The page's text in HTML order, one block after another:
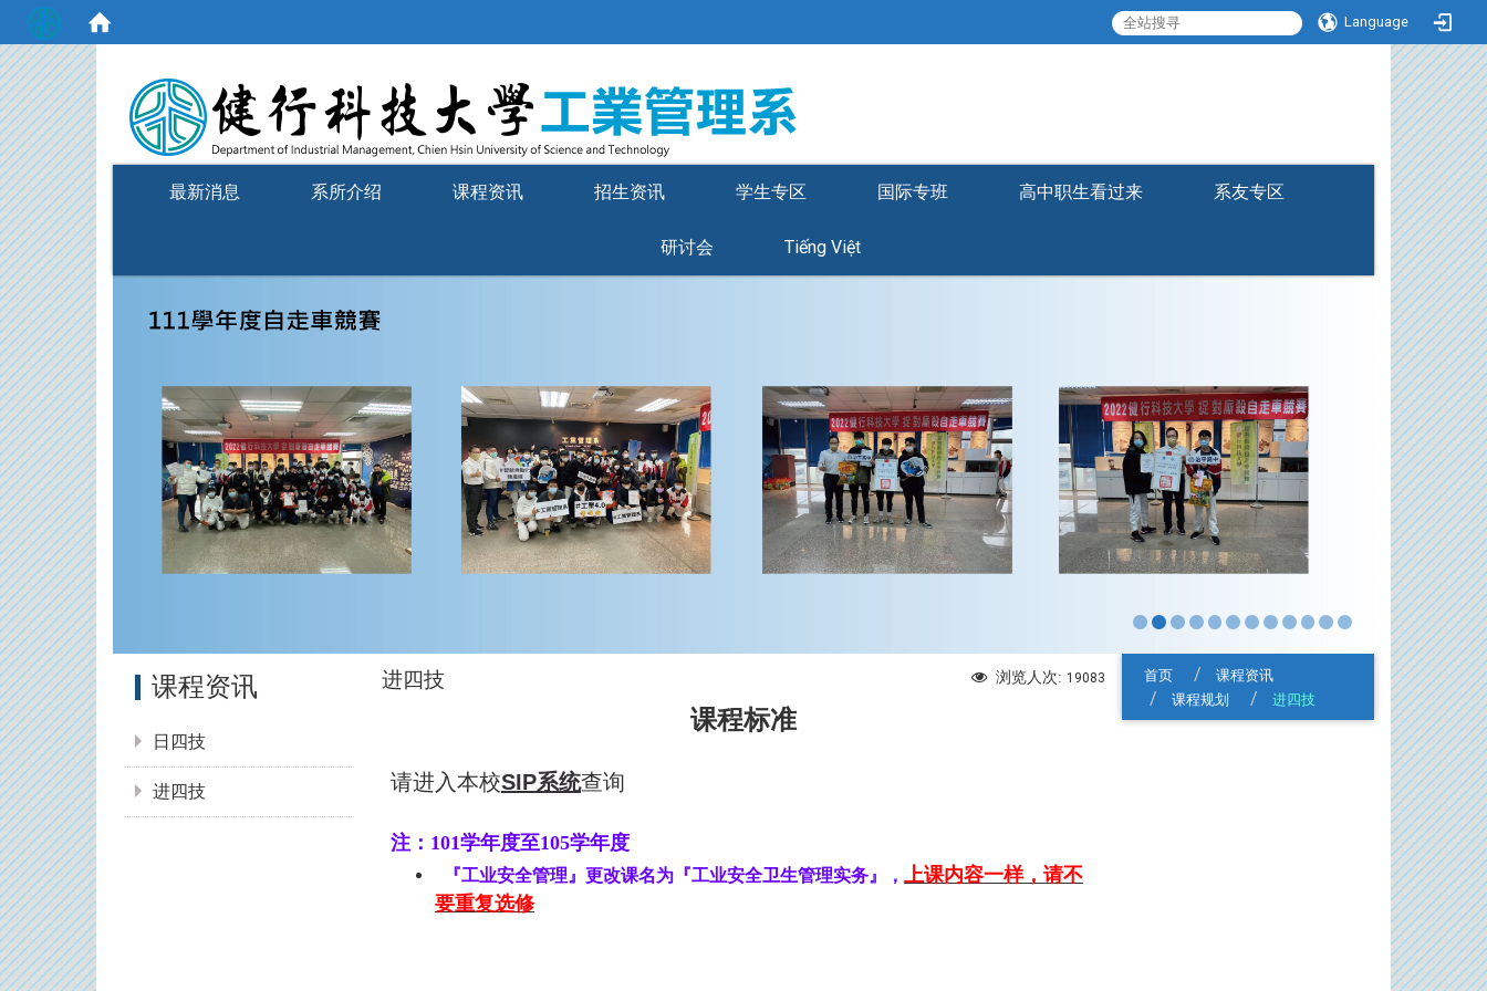
Language
最新消息 系所介绍 课程资讯 招生资讯 学生专区 国际专班 高中职生看过来 系友专区
研讨会 Tiếng Việt
课程资讯
日四技
进四技
浏览人次: 19083
进四技
课程标准
请进入本校SIP系统查询
注 ： 101学年度至105学年度
『工业安全管理』更改课名为『工业安全卫生管理实务』， 上课内容一样， 请不
要重复选修
首页
课程资讯
课程规划
进四技